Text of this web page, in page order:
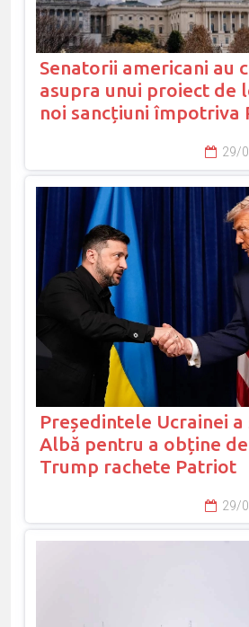
Senatorii americani au
asupra unui proiect de
noi sancțiuni împotriva
29/
Președintele Ucrainei a
Albă pentru a obține
Trump rachete Patriot
29/